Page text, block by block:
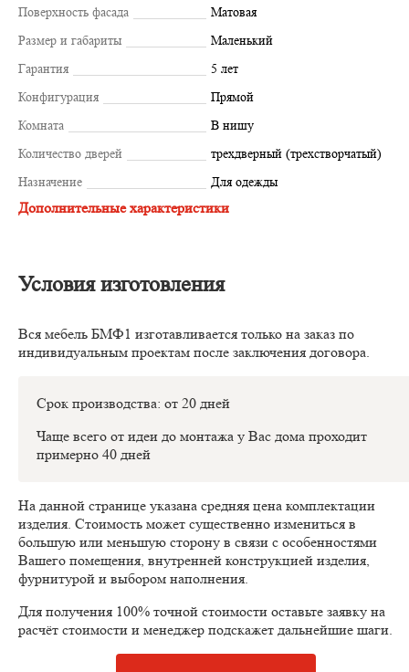
Поверхность фасада
Матовая
Размер и габариты
Маленький
Гарантия
5 лет
Конфигурация
Прямой
Комната
В нишу
Количество дверей
трехдверный (трехстворчатый)
Назначение
Для одежды
Дополнительные характеристики
Условия изготовления
Вся мебель БМФ1 изготавливается только на заказ по
индивидуальным проектам после заключения договора.
Срок производства: от 20 дней
Чаще всего от идеи до монтажа у Вас дома проходит
примерно 40 дней
На данной странице указана средняя цена комплектации
изделия. Стоимость может существенно измениться в
большую или меньшую сторону в связи с особенностями
Вашего помещения, внутренней конструкцией изделия,
фурнитурой и выбором наполнения.
Для получения 100% точной стоимости оставьте заявку на
расчёт стоимости и менеджер подскажет дальнейшие шаги.